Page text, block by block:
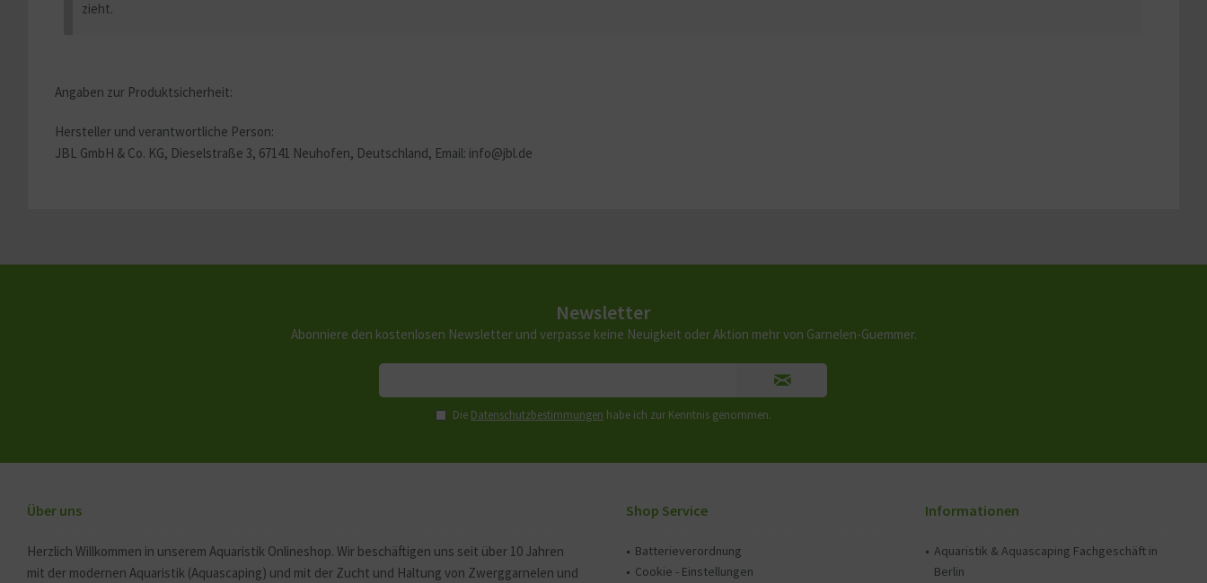
zieht.
Angaben zur Produktsicherheit:
Hersteller und verantwortliche Person:
JBL GmbH & Co. KG, Dieselstraße 3, 67141 Neuhofen, Deutschland, Email: info@jbl.de
Newsletter
Abonniere den kostenlosen Newsletter und verpasse keine Neuigkeit oder Aktion mehr von Garnelen-Guemmer.
Die Datenschutzbestimmungen habe ich zur Kenntnis genommen.
Über uns
Herzlich Willkommen in unserem Aquaristik Onlineshop. Wir beschäftigen uns seit über 10 Jahren
mit der modernen Aquaristik (Aquascaping) und mit der Zucht und Haltung von Zwerggarnelen und
Shop Service
Batterieverordnung
Cookie - Einstellungen
Informationen
Aquaristik & Aquascaping Fachgeschäft in
Berlin